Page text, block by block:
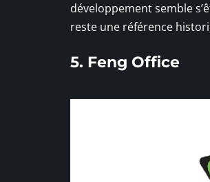
développement semble
reste une référence
5. Feng Office